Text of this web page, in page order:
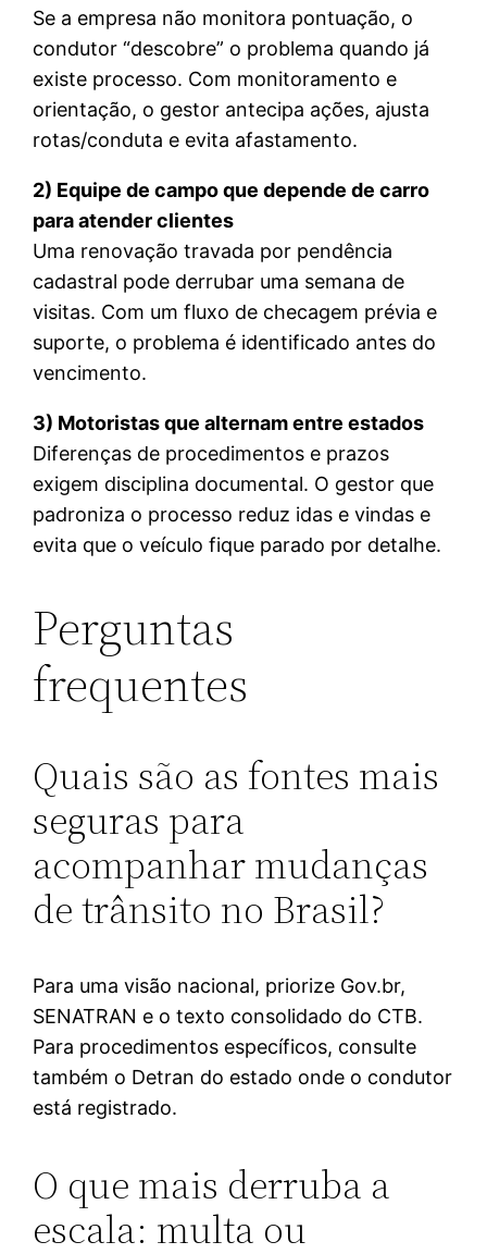
Se a empresa não monitora pontuação, o
condutor “descobre” o problema quando já
existe processo. Com monitoramento e
orientação, o gestor antecipa ações, ajusta
rotas/conduta e evita afastamento.
2) Equipe de campo que depende de carro
para atender clientes
Uma renovação travada por pendência
cadastral pode derrubar uma semana de
visitas. Com um fluxo de checagem prévia e
suporte, o problema é identificado antes do
vencimento.
3) Motoristas que alternam entre estados
Diferenças de procedimentos e prazos
exigem disciplina documental. O gestor que
padroniza o processo reduz idas e vindas e
evita que o veículo fique parado por detalhe.
Perguntas
frequentes
Quais são as fontes mais
seguras para
acompanhar mudanças
de trânsito no Brasil?
Para uma visão nacional, priorize Gov.br,
SENATRAN e o texto consolidado do CTB.
Para procedimentos específicos, consulte
também o Detran do estado onde o condutor
está registrado.
O que mais derruba a
escala: multa ou